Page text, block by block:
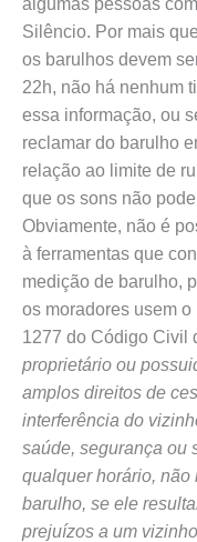
Silêncio. Por mais
os barulhos devem
22h, não há nenhum
essa informação, ou
reclamar do barulho
relação ao limite de
que os sons não
Obviamente, não é
à ferramentas que
medição de barulho,
os moradores usem
1277 do Código Civil
proprietário ou
amplos direitos de
interferência do
saúde, segurança ou
qualquer horário, não
barulho, se ele
prejuízos a um